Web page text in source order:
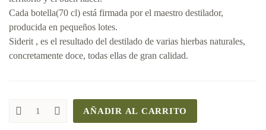
Cada botella(70 cl) está firmada por el maestro destilador,
producida en pequeños lotes.
Siderit , es el resultado del destilado de varias hierbas naturales,
concretamente doce, todas ellas de gran calidad.
GINEBRA
AÑADIR AL CARRITO